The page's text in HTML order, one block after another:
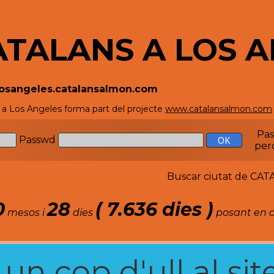
A LOS
a Los Angeles forma part del projecte www.catalansalmon.com
Passwd
Buscar ciutat de
mesos i28 dies ( 7.636 dies ) posant en